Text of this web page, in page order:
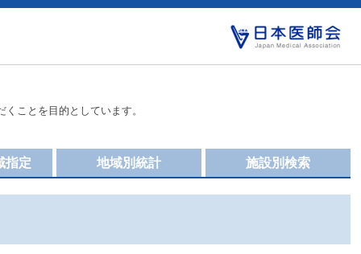
ことを目的としています。
施設別検索
地域別統計
指定